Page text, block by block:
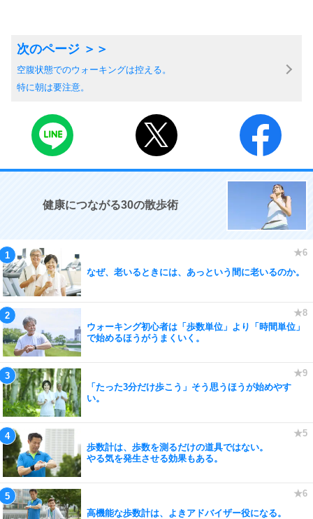
空腹状態でのウォーキングは控える。
特に朝は要注意。
健康につながる30の散歩術
なぜ、老いるときには、あっという間に老いるのか。
ウォーキング初心者は「歩数単位」より「時間単位」
で始めるほうがうまくいく。
「たった3分だけ歩こう」そう思うほうが始めやす
い。
歩数計は、歩数を測るだけの道具ではない。
やる気を発生させる効果もある。
高機能な歩数計は、よきアドバイザー役になる。